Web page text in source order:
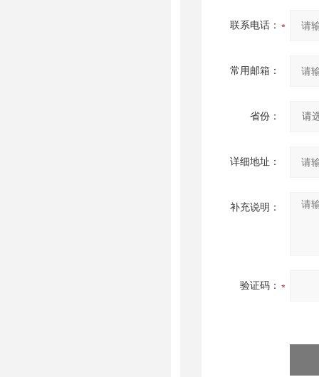
联系电话：
常用邮箱：
省份：
详细地址：
补充说明：
验证码：